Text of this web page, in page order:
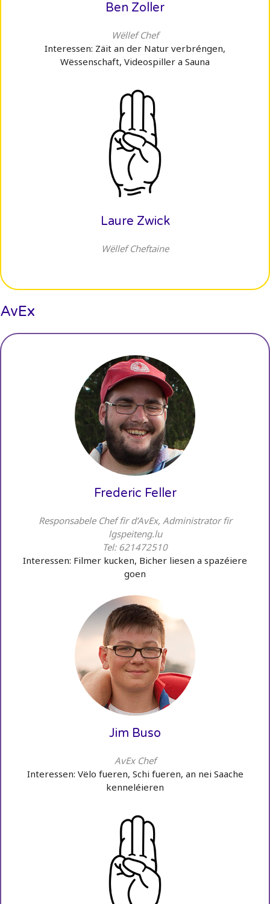
Ben Zoller
Wëllef Chef
Interessen: Zäit an der Natur verbréngen,
Wëssenschaft, Videospiller a Sauna
Laure Zwick
Wëllef Cheftaine
AvEx
Frederic Feller
Responsabele Chef fir d’AvEx, Administrator fir
lgspeiteng.lu
Tel: 621472510
Interessen: Filmer kucken, Bicher liesen a spazéiere
goen
Jim Buso
AvEx Chef
Interessen: Vëlo fueren, Schi fueren, an nei Saache
kenneléieren